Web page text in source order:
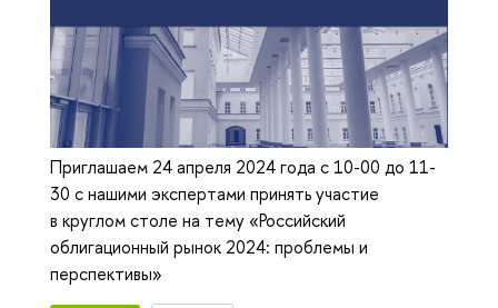
Приглашаем 24 апреля 2024 года с 10-00 до 11-
30 с нашими экспертами принять участие
в круглом столе на тему «Российский
облигационный рынок 2024: проблемы и
перспективы»